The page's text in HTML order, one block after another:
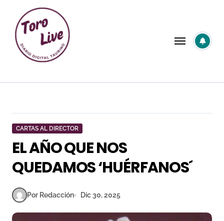
contenido
CARTAS AL DIRECTOR
EL AÑO QUE NOS
QUEDAMOS ‘HUÉRFANOS´
Por Redacción Dic 30, 2025